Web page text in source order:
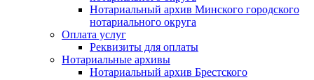
Нотариальный архив Минского городского
нотариального округа
Оплата услуг
Реквизиты для оплаты
Нотариальные архивы
Нотариальный архив Брестского